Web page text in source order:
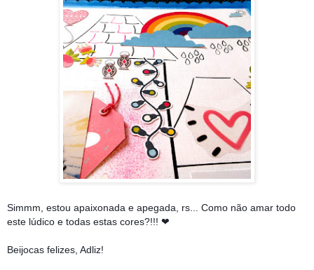
Simmm, estou apaixonada e apegada, rs... Como não amar todo
este lúdico e todas estas cores?!!! ❤
Beijocas felizes, Adliz!